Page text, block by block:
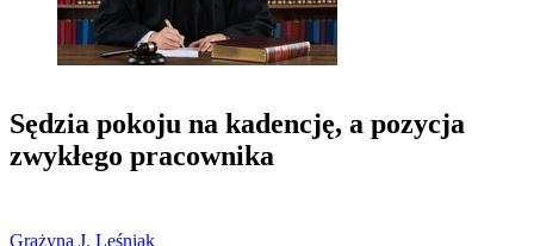
Sędzia pokoju na kadencję, a pozycja
zwykłego pracownika
Grażyna J. Leśniak